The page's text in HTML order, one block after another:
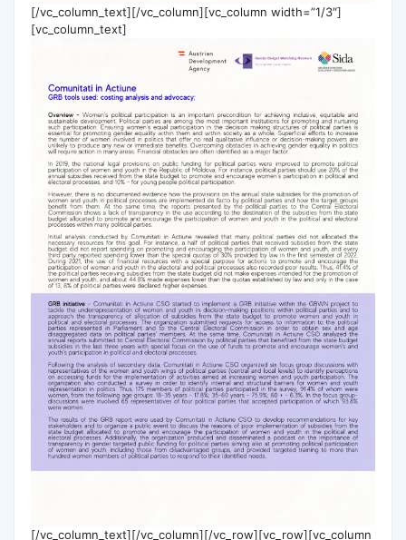
[/vc_column_text][/vc_column][vc_column width=”1/3″]
[vc_column_text]
[/vc_column_text][/vc_column][/vc_row][vc_row][vc_column